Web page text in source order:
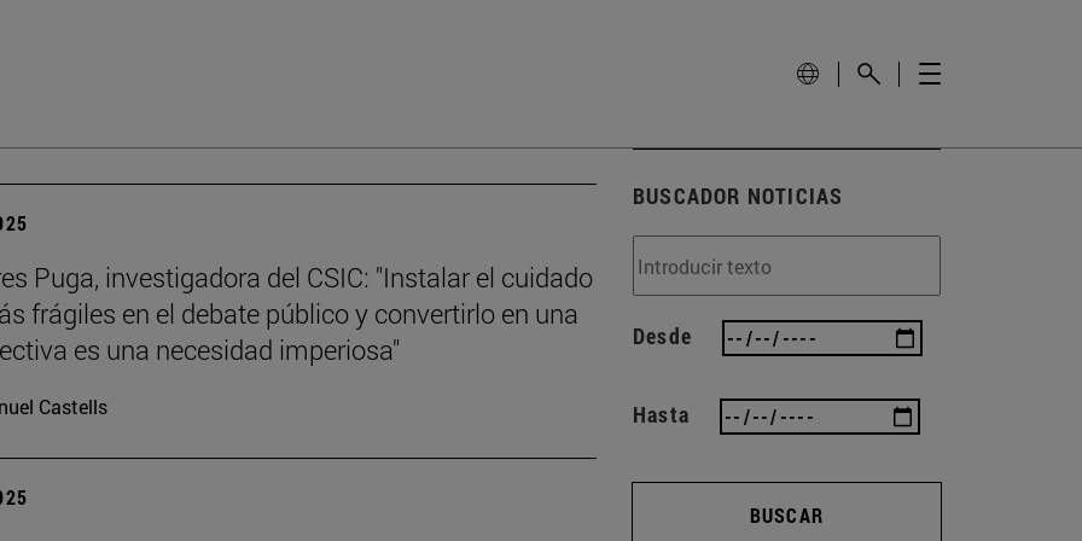
Puga, investigadora del CSIC: "Instalar el cuidado
frágiles en el debate público y convertirlo en una
es una necesidad imperiosa"
Castells
BUSCADOR NOTICIAS
Desde
Hasta
BUSCAR